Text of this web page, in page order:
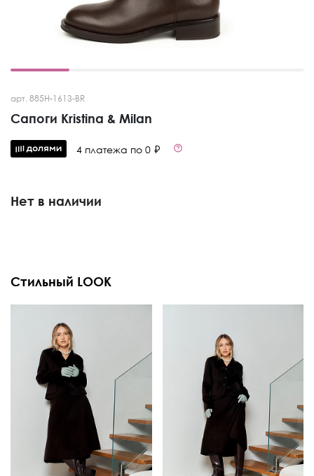
арт. 885H-1613-BR
Сапоги Kristina & Milan
4 платежа по 0 ₽
Нет в наличии
Стильный LOOK